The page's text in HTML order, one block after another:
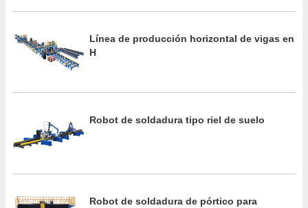
Línea de producción horizontal de vigas en
H
Robot de soldadura tipo riel de suelo
Robot de soldadura de pórtico para